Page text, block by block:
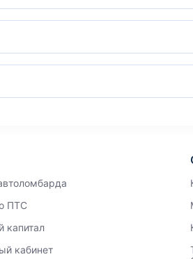
ПТС
капитал
кабинет